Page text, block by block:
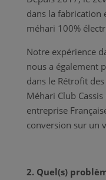
dans la fabrication
méhari 100%
Notre expérience
nous a également
dans le Rétrofit
Méhari Club
entreprise
conversion sur un
2. Quel(s)